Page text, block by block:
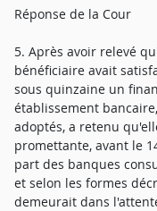
Réponse de la Cour
5. Après avoir relevé
bénéficiaire avait
sous quinzaine un
établissement
adoptés, a retenu
promettante, avant le
part des banques
et selon les formes
demeurait dans